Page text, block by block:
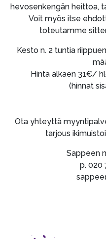
hevosenkengän heittoa,
Voit myös itse
toteutamme
Kesto n. 2 tuntia
Hinta alkaen 31€/
(hinnat
Ota yhteyttä
tarjous
Sappeen
p. 020